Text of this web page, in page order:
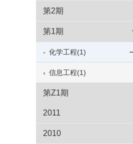
第2期
第1期
化学工程(1)
信息工程(1)
第Z1期
2011
2010